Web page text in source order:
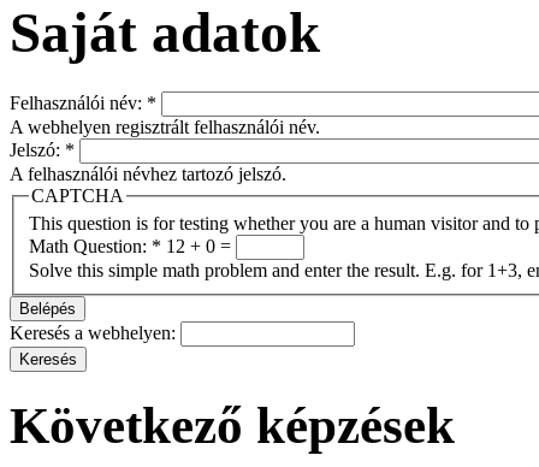
Saját adatok
Felhasználói név: *
A webhelyen regisztrált felhasználói név.
Jelszó: *
A felhasználói névhez tartozó jelszó.
CAPTCHA
This question is for testing whether you are a human visitor and to
Math Question: * 12 + 0 =
Solve this simple math problem and enter the result. E.g. for 1+3,
Keresés a webhelyen:
Következő képzések